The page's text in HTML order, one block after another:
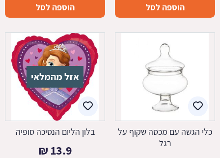
הוספה לסל הוספה לסל
כלי הגשה עם מכסה שקוף על
רגל
אזל מהמלאי
בלון הליום הנסיכה סופיה
13.9
₪